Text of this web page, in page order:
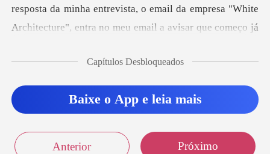
Saira minha entrevista, o email da empresa "White
Architecture", ent
lanos, tudo vai correr be
Capítulos Desbloqueados
Baixe o App e leia mais
Anterior Próximo